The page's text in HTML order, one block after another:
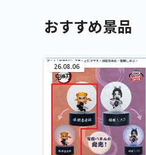
おすすめ景品
26.08.06